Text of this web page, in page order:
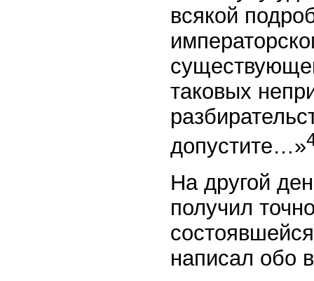
всякой
таковых
допустите…»
На другой
получил
написал обо